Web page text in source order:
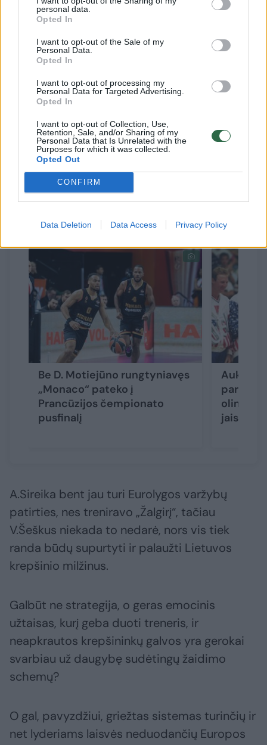
personal data.
Opted In
I want to opt-out of the Sale of my
Personal Data.
Opted In
I want to opt-out of processing my
Personal Data for Targeted Advertising.
Opted In
I want to opt-out of Collection, Use,
Retention, Sale, and/or Sharing of my
Personal Data that Is Unrelated with the
Purposes for which it was collected.
Opted Out
CONFIRM
Data Deletion Data Access Privacy Policy
Tuo metu iš finalo komandoms vadovavusių
Georgio Bartzoko ir Ch.Mateo dažnai
pasišaipoma, kad rengdamiesi rungtynėms
jie nepersistengia ir neišmąsto nieko naujo.
Bet sugeba laimėti.
Panašiai būna ir LKL: tarkime, Virginijus
Šeškus ar Antanas Sireika su palyginti
silpnomis komandomis ir paprasta strategija
geba įkąsti gerokai stipresniems varžovams.
Susiję straipsniai
Be D. Motiejūno rungtyniavęs
„Monaco“ pateko į
Prancūzijos čempionato
pusfinalį
jais
A.Sireika bent jau turi Eurolygos varžybų
patirties, nes treniravo „Žalgirį“, tačiau
V.Šeškus niekada to nedarė, nors vis tiek
randa būdų supurtyti ir palaužti Lietuvos
krepšinio milžinus.
Galbūt ne strategija, o geras emocinis
užtaisas, kurį geba duoti treneris, ir
neapkrautos krepšininkų galvos yra gerokai
svarbiau už daugybę sudėtingų žaidimo
schemų?
O gal, pavyzdžiui, griežtas sistemas turinčių ir
net lyderiams laisvės neduodančių Europos